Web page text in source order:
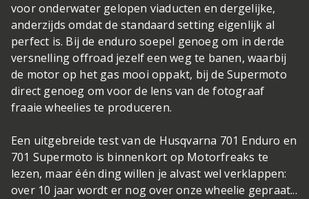
voor onderwater gelopen viaducten en dergelijke,
anderzijds omdat de standaard setting eigenlijk al
perfect is. Bij de enduro soepel genoeg om in derde
versnelling offroad jezelf een weg te banen, waarbij
de motor op het gas mooi oppakt, bij de Supermoto
direct genoeg om voor de lens van de fotograaf
fraaie wheelies te produceren.
Een uitgebreide test van de Husqvarna 701 Enduro en
701 Supermoto is binnenkort op Motorfreaks te
lezen, maar één ding willen je alvast wel verklappen:
over 10 jaar wordt er nog over onze wheelie gepraat...